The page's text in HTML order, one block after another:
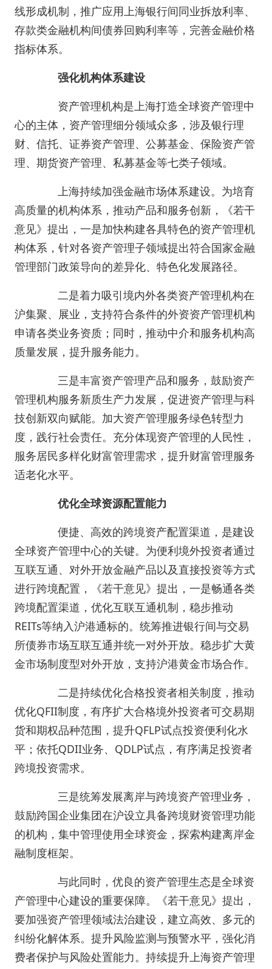
线形成机制，推广应用上海银行间同业拆放利率、
存款类金融机构间债券回购利率等，完善金融价格
指标体系。
强化机构体系建设
资产管理机构是上海打造全球资产管理中
心的主体，资产管理细分领域众多，涉及银行理
财、信托、证券资产管理、公募基金、保险资产管
理、期货资产管理、私募基金等七类子领域。
上海持续加强金融市场体系建设。为培育
高质量的机构体系，推动产品和服务创新，《若干
意见》提出，一是加快构建各具特色的资产管理机
构体系，针对各资产管理子领域提出符合国家金融
管理部门政策导向的差异化、特色化发展路径。
二是着力吸引境内外各类资产管理机构在
沪集聚、展业，支持符合条件的外资资产管理机构
申请各类业务资质；同时，推动中介和服务机构高
质量发展，提升服务能力。
三是丰富资产管理产品和服务，鼓励资产
管理机构服务新质生产力发展，促进资产管理与科
技创新双向赋能。加大资产管理服务绿色转型力
度，践行社会责任。充分体现资产管理的人民性，
服务居民多样化财富管理需求，提升财富管理服务
适老化水平。
优化全球资源配置能力
便捷、高效的跨境资产配置渠道，是建设
全球资产管理中心的关键。为便利境外投资者通过
互联互通、对外开放金融产品以及直接投资等方式
进行跨境配置，《若干意见》提出，一是畅通各类
跨境配置渠道，优化互联互通机制，稳步推动
REITs等纳入沪港通标的。统筹推进银行间与交易
所债券市场互联互通并统一对外开放。稳步扩大黄
金市场制度型对外开放，支持沪港黄金市场合作。
二是持续优化合格投资者相关制度，推动
优化QFII制度，有序扩大合格境外投资者可交易期
货和期权品种范围，提升QFLP试点投资便利化水
平；依托QDII业务、QDLP试点，有序满足投资者
跨境投资需求。
三是统筹发展离岸与跨境资产管理业务，
鼓励跨国企业集团在沪设立具备跨境财资管理功能
的机构，集中管理使用全球资金，探索构建离岸金
融制度框架。
与此同时，优良的资产管理生态是全球资
产管理中心建设的重要保障。《若干意见》提出，
要加强资产管理领域法治建设，建立高效、多元的
纠纷化解体系。提升风险监测与预警水平，强化消
费者保护与风险处置能力。持续提升上海资产管理